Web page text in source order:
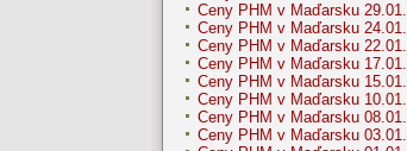
Ceny PHM v Maďarsku 29.01.
Ceny PHM v Maďarsku 24.01.
Ceny PHM v Maďarsku 22.01.
Ceny PHM v Maďarsku 17.01.
Ceny PHM v Maďarsku 15.01.
Ceny PHM v Maďarsku 10.01.
Ceny PHM v Maďarsku 08.01.
Ceny PHM v Maďarsku 03.01.